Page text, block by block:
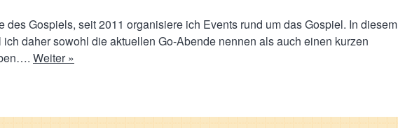
des Gospiels, seit 2011 organisiere ich Events rund um das Gospiel. In diesem
daher sowohl die aktuellen Go-Abende nennen als auch einen kurzen
Weiter »